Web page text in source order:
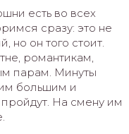
есть во всех
сразу: это не
но он того стоит.
романтикам,
парам. Минуты
большим и
На смену им